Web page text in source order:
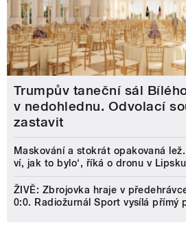
Trumpův taneční sál
v nedohlednu. Odvolací
zastavit
Maskování a stokrát opakovaná
ví, jak to bylo‘, říká o dronu v
ŽIVĚ: Zbrojovka hraje v
0:0. Radiožurnál Sport vysílá přímý